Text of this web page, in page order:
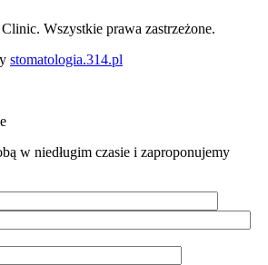
Wszystkie prawa zastrzeżone.
stomatologia.314.pl
w niedługim czasie i zaproponujemy